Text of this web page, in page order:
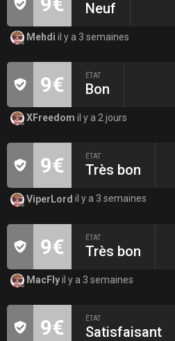
Neuf
Mehdi il y a 3 semaines
9€ ÉTAT
Bon
XFreedom il y a 2 jours
9€ ÉTAT
Très bon
ViperLord il y a 3 semaines
9€ ÉTAT
Très bon
MacFlyil y a 3 semaines
9€ ÉTAT
Satisfaisant